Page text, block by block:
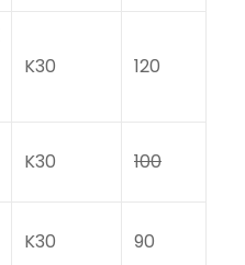
K30 120
K30 100
K30 90